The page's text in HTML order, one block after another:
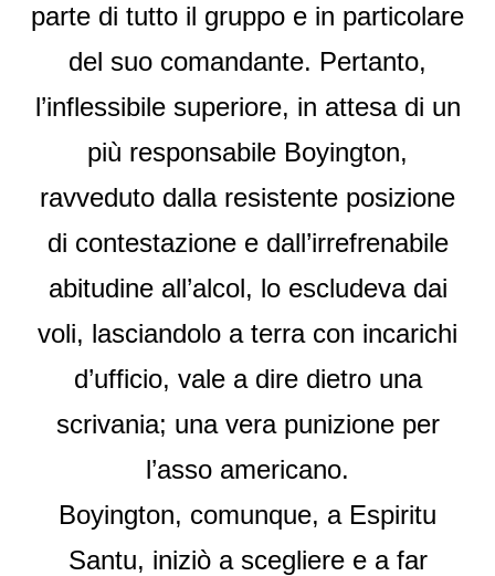
parte di tutto il gruppo e in particolare
del suo comandante. Pertanto,
l’inflessibile superiore, in attesa di un
più responsabile Boyington,
ravveduto dalla resistente posizione
di contestazione e dall’irrefrenabile
abitudine all’alcol, lo escludeva dai
voli, lasciandolo a terra con incarichi
d’ufficio, vale a dire dietro una
scrivania; una vera punizione per
l’asso americano.
Boyington, comunque, a Espiritu
Santu, iniziò a scegliere e a far